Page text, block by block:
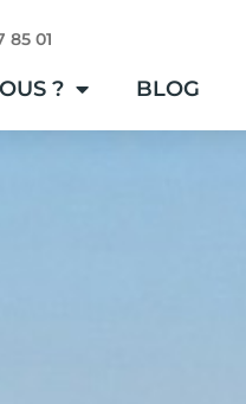
85 01
? BLOG